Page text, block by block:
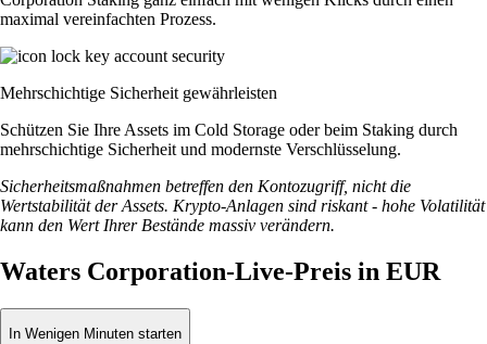
maximal vereinfachten Prozess.
Mehrschichtige Sicherheit gewährleisten
Schützen Sie Ihre Assets im Cold Storage oder beim Staking durch
mehrschichtige Sicherheit und modernste Verschlüsselung.
Sicherheitsmaßnahmen betreffen den Kontozugriff, nicht die
Wertstabilität der Assets. Krypto-Anlagen sind riskant - hohe Volatilität
kann den Wert Ihrer Bestände massiv verändern.
Waters Corporation-Live-Preis in EUR
In Wenigen Minuten starten